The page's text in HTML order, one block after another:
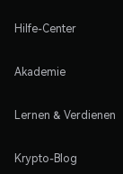
Hilfe-Center
Akademie
Lernen & Verdienen
Krypto-Blog